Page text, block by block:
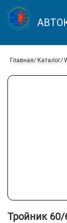
Главная Каталог
Тройник 60/